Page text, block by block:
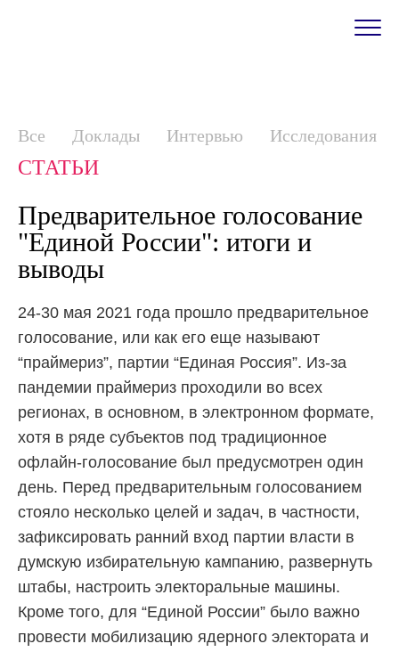
Все Доклады Интервью Исследования
СТАТЬИ
Предварительное голосование
"Единой России": итоги и
выводы
24-30 мая 2021 года прошло предварительное
голосование, или как его еще называют
“праймериз”, партии “Единая Россия”. Из-за
пандемии праймериз проходили во всех
регионах, в основном, в электронном формате,
хотя в ряде субъектов под традиционное
офлайн-голосование был предусмотрен один
день. Перед предварительным голосованием
стояло несколько целей и задач, в частности,
зафиксировать ранний вход партии власти в
думскую избирательную кампанию, развернуть
штабы, настроить электоральные машины.
Кроме того, для “Единой России” было важно
провести мобилизацию ядерного электората и